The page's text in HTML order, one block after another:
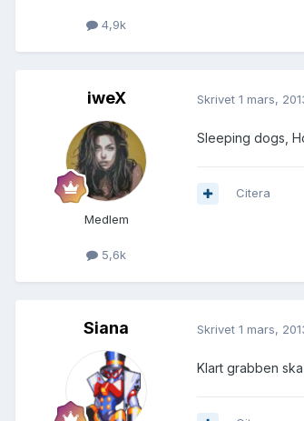
4,9k
iweX
Medlem
5,6k
Skrivet 1 mars,
Sleeping dogs,
Citera
Siana Skrivet 1 mars,
Klart grabben